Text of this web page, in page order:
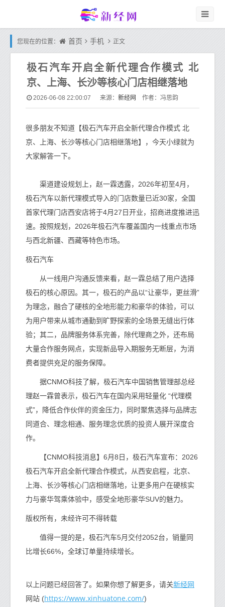
您现在的位置： 首页 手机 正文
极石汽车开启全新代理合作模式 北
京、上海、长沙等核心门店相继落地
2026-06-08 22:00:07 来源： 新经网 作者：冯思韵
很多朋友不知道【极石汽车开启全新代理合作模式 北
京、上海、长沙等核心门店相继落地】，今天小绿就为
大家解答一下。
渠道建设规划上，赵一霖透露，2026年初至4月，
极石汽车以新代理模式导入的门店数量已近30家，全国
首家代理门店西安店将于4月27日开业，招商进度推进迅
速。按照规划，2026年极石汽车覆盖国内一线重点市场
与西北新疆、西藏等特色市场。
极石汽车
从一线用户沟通反馈来看，赵一霖总结了用户选择
极石的核心原因。其一，极石的产品以“让豪华，更丝滑”
为理念，融合了硬核的全地形能力和豪华的体验，可以
为用户带来从城市通勤到旷野探索的全场景无缝出行体
验；其二，品牌服务体系完善，除代理商之外，还布局
大量合作服务网点，实现新品导入期服务无断层，为消
费者提供充足的服务保障。
据CNMO科技了解，极石汽车中国销售管理部总经
理赵一霖曾表示，极石汽车在国内采用轻量化 “代理模
式”，降低合作伙伴的资金压力，同时聚焦选择与品牌志
同道合、理念相通、服务理念优质的投资人展开深度合
作。
【CNMO科技消息】6月8日，极石汽车宣布：2026
极石汽车开启全新代理合作模式，从西安启程，北京、
上海、长沙等核心门店相继落地，让更多用户在硬核实
力与豪华驾乘体验中，感受全地形豪华SUV的魅力。
版权所有，未经许可不得转载
值得一提的是，极石汽车5月交付2052台，销量同
比增长66%，全球订单量持续增长。
以上问题已经回答了。如果你想了解更多，请关新经网
网站 (https://www.xinhuatone.com/)